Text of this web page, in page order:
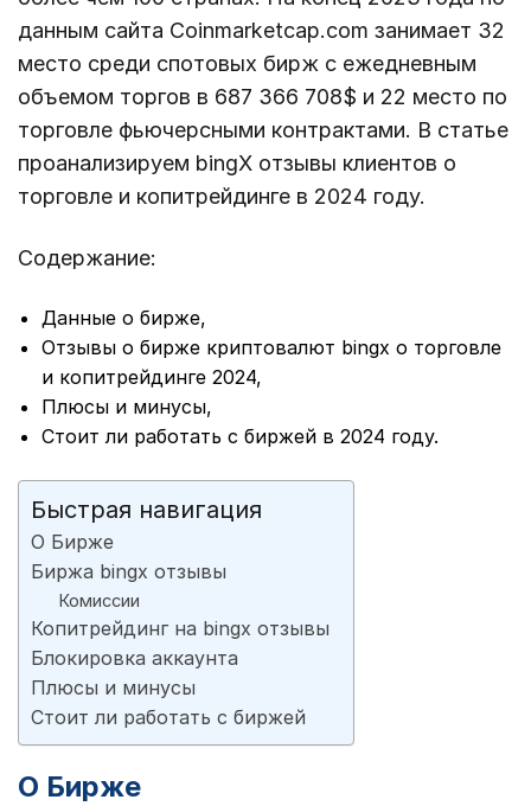
данным сайта Coinmarketcap.com занимает 32
место среди спотовых бирж с ежедневным
объемом торгов в 687 366 708$ и 22 место по
торговле фьючерсными контрактами. В статье
проанализируем bingX отзывы клиентов о
торговле и копитрейдинге в 2024 году.
Содержание:
Данные о бирже,
Отзывы о бирже криптовалют bingx о торговле
и копитрейдинге 2024,
Плюсы и минусы,
Стоит ли работать с биржей в 2024 году.
Быстрая навигация
О Бирже
Биржа bingx отзывы
Комиссии
Копитрейдинг на bingx отзывы
Блокировка аккаунта
Плюсы и минусы
Стоит ли работать с биржей
О Бирже